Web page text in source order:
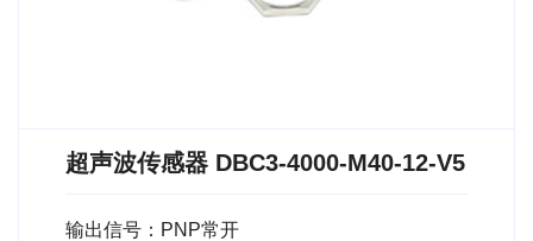
超声波传感器 DBC3-4000-M40-12-V5
输出信号：PNP常开